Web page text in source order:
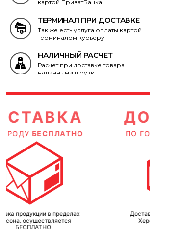
картой ПриватБанка
ТЕРМИНАЛ ПРИ ДОСТАВКЕ
Так же есть услуга оплаты картой
терминалом курьеру
НАЛИЧНЫЙ РАСЧЕТ
Расчет при доставке товара
наличными в руки
ДОСТАВКА
ПО ГОРОДУБЕСПЛАТНО
Доставка продукции в пределах
Херсона, осуществляется